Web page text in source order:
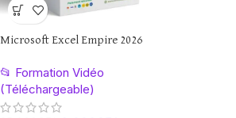
Microsoft Excel Empire 2026
📂 Formation Vidéo
(Téléchargeable)